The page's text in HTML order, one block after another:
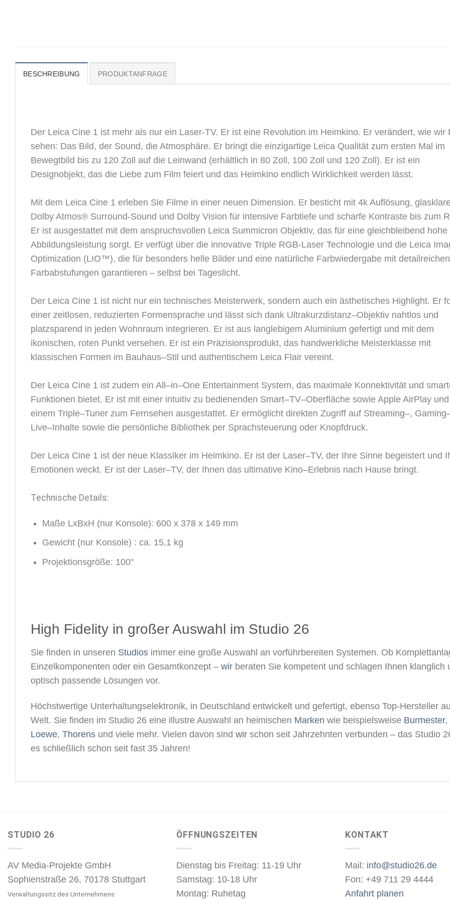
BESCHREIBUNG PRODUKTANFRAGE
Der Leica Cine 1 ist mehr als nur ein Laser-TV. Er ist eine Revolution im Heimkino. Er verändert, wie wir
sehen: Das Bild, der Sound, die Atmosphäre. Er bringt die einzigartige Leica Qualität zum ersten Mal im
Bewegtbild bis zu 120 Zoll auf die Leinwand (erhältlich in 80 Zoll, 100 Zoll und 120 Zoll). Er ist ein
Designobjekt, das die Liebe zum Film feiert und das Heimkino endlich Wirklichkeit werden lässt.
Mit dem Leica Cine 1 erleben Sie Filme in einer neuen Dimension. Er besticht mit 4k Auflösung,
Dolby Atmos® Surround-Sound und Dolby Vision für intensive Farbtiefe und scharfe Kontraste bis zum
Er ist ausgestattet mit dem anspruchsvollen Leica Summicron Objektiv, das für eine gleichbleibend hohe
Abbildungsleistung sorgt. Er verfügt über die innovative Triple RGB-Laser Technologie und die Leica
Optimization (LIO™), die für besonders helle Bilder und eine natürliche Farbwiedergabe mit detailreichen
Farbabstufungen garantieren – selbst bei Tageslicht.
Der Leica Cine 1 ist nicht nur ein technisches Meisterwerk, sondern auch ein ästhetisches Highlight. Er f
einer zeitlosen, reduzierten Formensprache und lässt sich dank Ultrakurzdistanz–Objektiv nahtlos und
platzsparend in jeden Wohnraum integrieren. Er ist aus langlebigem Aluminium gefertigt und mit dem
ikonischen, roten Punkt versehen. Er ist ein Präzisionsprodukt, das handwerkliche Meisterklasse mit
klassischen Formen im Bauhaus–Stil und authentischem Leica Flair vereint.
Der Leica Cine 1 ist zudem ein All–in–One Entertainment System, das maximale Konnektivität und smart
Funktionen bietet. Er ist mit einer intuitiv zu bedienenden Smart–TV–Oberfläche sowie Apple AirPlay und
einem Triple–Tuner zum Fernsehen ausgestattet. Er ermöglicht direkten Zugriff auf Streaming–, Gaming
Live–Inhalte sowie die persönliche Bibliothek per Sprachsteuerung oder Knopfdruck.
Der Leica Cine 1 ist der neue Klassiker im Heimkino. Er ist der Laser–TV, der Ihre Sinne begeistert und I
Emotionen weckt. Er ist der Laser–TV, der Ihnen das ultimative Kino–Erlebnis nach Hause bringt.
Technische Detai s:
Maße LxBxH (nur Konsole): 600 x 378 x 149 mm
Gewicht (nur Konsol e) : ca. 15,1 kg
Projektionsgröße: 100"
High Fidelity in großer Auswahl im Studio 26​
Sie finden in unseren Studios immer eine große Auswahl an vorführbereiten Systemen. Ob
Einzelkomponenten oder ein Gesamtkonzept – wir beraten Sie kompetent und schlagen Ihnen klanglich
optisch passende Lösungen vor.
Höchstwertige Unterhaltungselektronik, in Deutschland entwickelt und gefertigt, ebenso Top-Hersteller
Welt. Sie finden im Studio 26 eine illustre Auswahl an heimischen Marken wie beispielsweise Burmester,
Loewe, Thorens und viele mehr. Vielen davon sind wir schon seit Jahrzehnten verbunden – das Studio
es schließlich schon seit fast 35 Jahren!
STUDIO 26
AV Media-Projekte GmbH
Sophienstraße 26, 70178 Stuttgart
Verwaltungssitz des Unternehmens:
ÖFFNUNGSZEITEN
Dienstag bis Freitag: 11-19 Uhr
Samstag: 10-18 Uhr
Montag: Ruhetag
KONTAKT
Mail: info@studio26.de
Fon: +49 711 29 4444
Anfahrt planen